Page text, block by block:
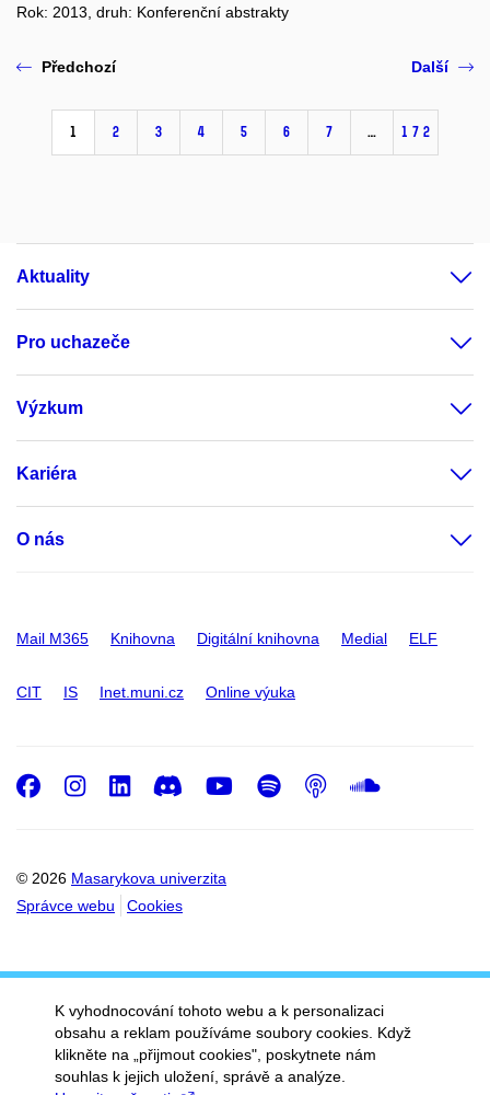
Rok: 2013, druh: Konferenční abstrakty
Předchozí
1 2 3 4 5 6 7 … 172
Další
Aktuality
Pro uchazeče
Výzkum
Kariéra
O nás
Mail M365 Knihovna Digitální knihovna Medial ELF
CIT IS Inet.muni.cz Online výuka
© 2026 Masarykova univerzita
Správce webu
Cookies
Facebook
Instagram
LinkedIn
DiscordYoutube
Spotify
Podcast
K vyhodnocování tohoto webu a k personalizaci
obsahu a reklam používáme soubory cookies. Když
klikněte na „přijmout cookies", poskytnete nám
souhlas k jejich uložení, správě a analýze.